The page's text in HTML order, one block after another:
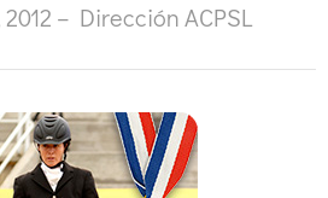
– Dirección ACPSL